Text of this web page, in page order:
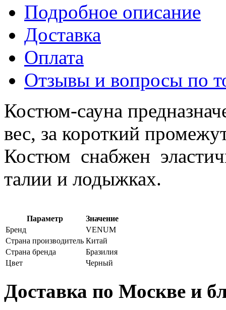
Подробное описание
Доставка
Оплата
Отзывы и вопросы по
Костюм-сауна
вес, за короткий
Костюм снабжен
талии и лодыжках.
Параметр
Значение
Бренд
VENUM
Страна производитель Китай
Страна бренда
Бразилия
Цвет
Черный
Доставка по Москве и